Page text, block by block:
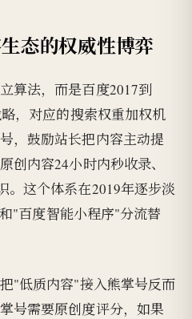
态的权威性博弈
算法，而是百度2017到
，对应的搜索权重加权机
，鼓励站长把内容主动提
创内容24小时内秒收录、
。这个体系在2019年逐步淡
"百度智能小程序"分流替
"低质内容"接入熊掌号反而
号需要原创度评分，如果